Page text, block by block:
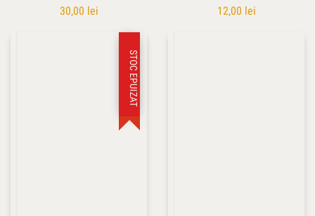
30,00 lei 12,00 lei
STOC EPUIZAT